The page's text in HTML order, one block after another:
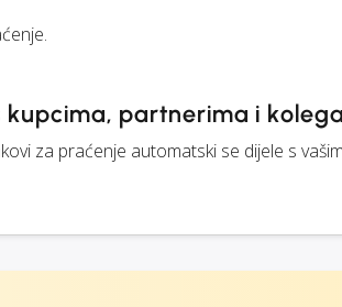
kupcima, partnerima i
za praćenje automatski se dijele s